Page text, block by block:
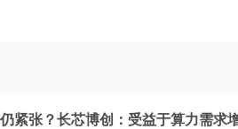
紧张？长芯博创：受益于算力需求